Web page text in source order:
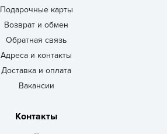
Подарочные карты
Возврат и обмен
Обратная связь
Адреса и контакты
Доставка и оплата
Вакансии
Контакты